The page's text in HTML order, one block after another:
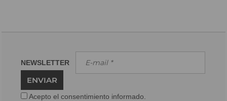
NEWSLETTER
ENVIAR
Acepto el consentimiento informado.